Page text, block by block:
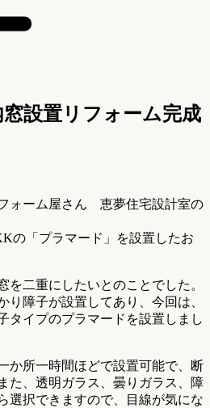
窓設置リフォーム完成
ォーム屋さん 恵夢住宅設計室の
「プラマード」を設置したお
を二重にしたいとのことでした。
り障子が設置してあり、今回は、
タイプのプラマードを設置しまし
か所一時間ほどで設置可能で、断
た、透明ガラス、曇りガラス、障
選択できますので、目線が気にな